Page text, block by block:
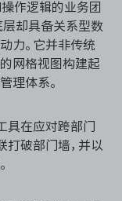
作逻辑的业务团
层却具备关系型数
力。它并非传统
网格视图构建起
理体系。
具在应对跨部门
打破部门墙，并以